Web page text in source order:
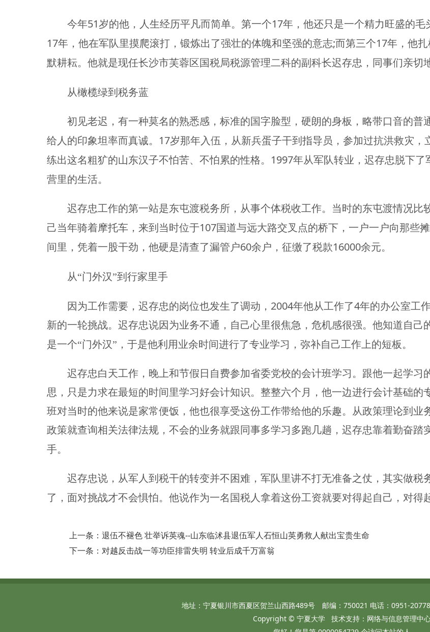
今年51岁的他，人生经历平凡而简单。第一个17年，他还只是一个精力旺盛的
17年，他在军队里摸爬滚打，锻炼出了强壮的体魄和坚强的意志;而第三个17年，他
默耕耘。他就是现任长沙市芙蓉区国税局税源管理二科的副科长迟存忠，同事们亲切
从橄榄绿到税务蓝
初见老迟，有一种莫名的熟悉感，标准的国字脸型，硬朗的身板，略带口音的普
给人的印象坦率而真诚。 17岁那年入伍，从新兵蛋子干到指导员，参加过抗洪救灾，
练出这名粗犷的山东汉子不怕苦、不怕累的性格。 1997年从军队转业，迟存忠脱下
营里的生活。
迟存忠工作的第一站是东屯渡税务所，从事个体税收工作。当时的东屯渡情况比
己当年骑着摩托车，来到当时位于107国道与远大路交叉点的桥下，一户一户向那些
间里，凭着一股干劲，他硬是清查了漏管户60余户，征缴了税款16000余元。
从“门外汉”到行家里手
因为工作需要，迟存忠的岗位也发生了调动， 2004年他从工作了4年的办公室工
新的一轮挑战。迟存忠说因为业务不通，自己心里很焦急，危机感很强。他知道自
是一个“门外汉”，于是他利用业余时间进行了专业学习，弥补自己工作上的短板。
迟存忠白天工作，晚上和节假日自费参加省委党校的会计班学习。跟他一起学
思，只是力求在最短的时间里学习好会计知识。整整六个月，他一边进行会计基础
班对当时的他来说是家常便饭，他也很享受这份工作带给他的乐趣。从政策理论到
政策就查询相关法律法规，不会的业务就跟同事多学习多跑几趟，迟存忠靠着勤奋
手。
迟存忠说，从军人到税干的转变并不困难，军队里讲不打无准备之仗，其实做
了，面对挑战才不会惧怕。他说作为一名国税人拿着这份工资就要对得起自己，对得
上一条：退伍不褪色 壮举诉英魂--山东临沭县退伍军人石恒山英勇救人献出宝贵生命
下一条：对越反击战一等功臣排雷失明 转业后成千万富翁
地址：宁夏银川市西夏区贺兰山西路489号 邮编：750021 电话：0951-
Copyright © 宁夏大学 技术支持：网络与信息管理中